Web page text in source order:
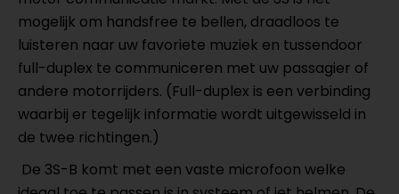
mogelijk om handsfree te bellen, draadloos te
luisteren naar uw favoriete muziek en tussendoor
full-duplex te communiceren met uw passagier of
andere motorrijders. (Full-duplex is een verbinding
waarbij er tegelijk informatie wordt uitgewisseld in
de twee richtingen.)
De 3S-B komt met een vaste microfoon welke